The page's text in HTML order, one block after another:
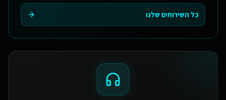
כל השירותים שלנו